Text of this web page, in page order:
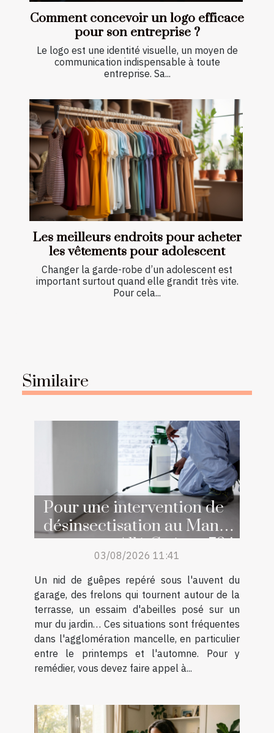
Comment concevoir un logo efficace
pour son entreprise ?
Le logo est une identité visuelle, un moyen de
communication indispensable à toute
entreprise. Sa...
Les meilleurs endroits pour acheter
les vêtements pour adolescent
Changer la garde-robe d’un adolescent est
important surtout quand elle grandit très vite.
Pour cela...
Similaire
Pour une intervention de
désinsectisation au Mans,
contactez Allô Guêpes 72 !
03/08/2026 11:41
Un nid de guêpes repéré sous l'auvent du
garage, des frelons qui tournent autour de la
terrasse, un essaim d'abeilles posé sur un
mur du jardin… Ces situations sont fréquentes
dans l'agglomération mancelle, en particulier
entre le printemps et l'automne. Pour y
remédier, vous devez faire appel à...